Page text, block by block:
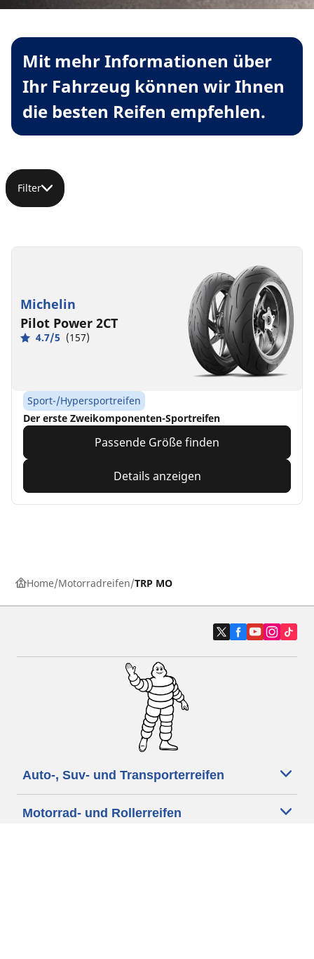
Mit mehr Informationen über
Ihr Fahrzeug können wir Ihnen
die besten Reifen empfehlen.
Filter
Michelin
Pilot Power 2CT
4.7/5 (157)
Sport-/Hypersportreifen
Der erste Zweikomponenten-Sportreifen
Passende Größe finden
Details anzeigen
Home Motorradreifen TRP MO
Auto-, Suv- und Transporterreifen
Motorrad- und Rollerreifen